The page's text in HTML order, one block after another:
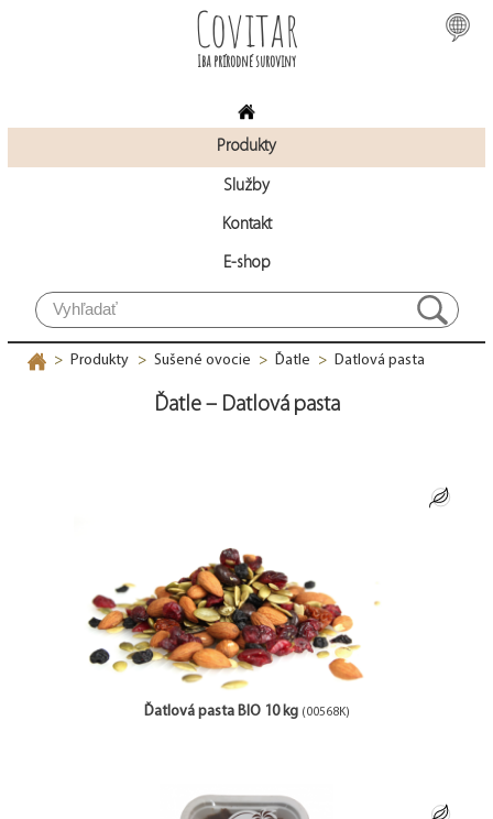
Covitar
Iba prírodné suroviny
Produkty
Služby
Kontakt
E-shop
> Produkty > Sušené ovocie > Ďatle > Datlová pasta
Ďatle – Datlová pasta
Ďatlová pasta BIO 10 kg (00568K)